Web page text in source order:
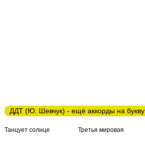
ДДТ (Ю. Шевчук) - ещё аккорды на букву
Танцует солнце Третья мировая